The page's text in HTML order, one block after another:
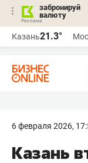
забронируй
валюту
Казань21.3°
6 февраля 2026,
Казань